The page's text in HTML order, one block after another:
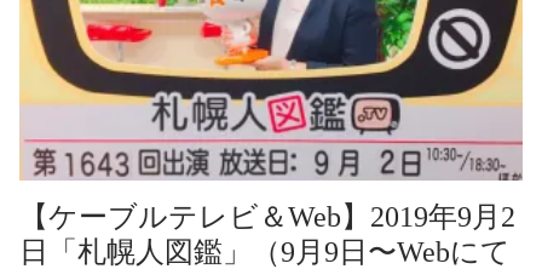
【ケーブルテレビ＆Web】2019年9月2
日「札幌人図鑑」（9月9日〜Webにて